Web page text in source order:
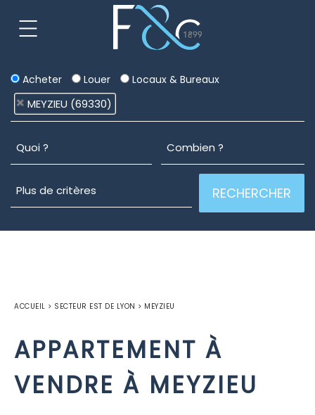
Acheter Louer Locaux & Bureaux
MEYZIEU (69330)
ACCUEIL > SECTEUR EST DE LYON > MEYZIEU
APPARTEMENT À
VENDRE À MEYZIEU